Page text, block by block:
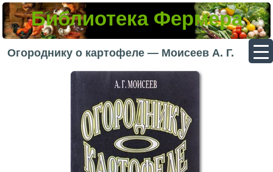
Библиотека Фермера
Огороднику о картофеле — Моисеев А. Г.